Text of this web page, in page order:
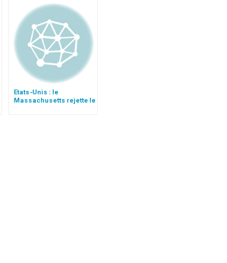
Etats-Unis : le
Massachusetts rejette le